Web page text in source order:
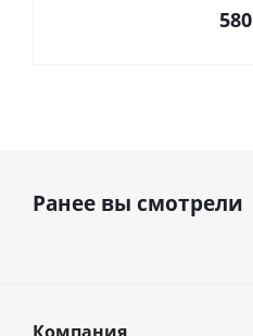
580
Ранее вы смотрели